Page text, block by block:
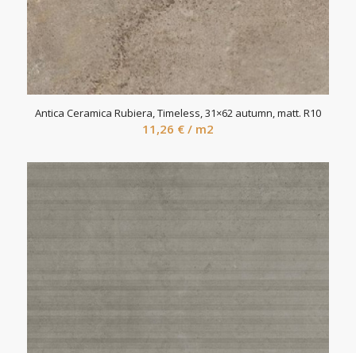
Antica Ceramica Rubiera, Timeless, 31×62 autumn, matt. R10
11,26 € / m2